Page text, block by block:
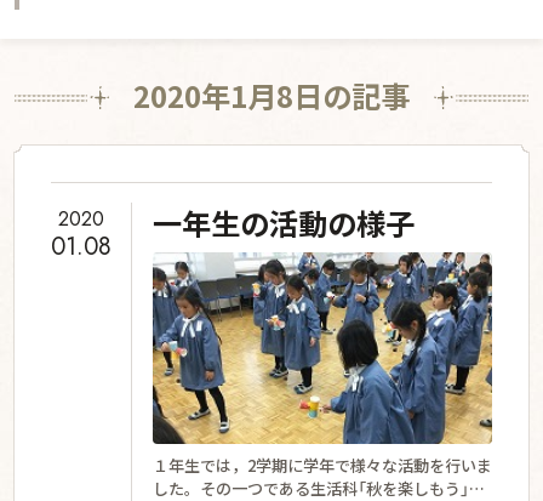
星の子の一日
年間行事
部活・委員会活動
入学案内
入学案内
募集要項
学校説明会・公開行事
お知らせ
スクールライフ
資料請求
交通アクセス 利用規約・免責事項
プライバシーポリシー SNS運用ポリシー
2020年1月8日の記事
2020
01.08
一年生の活動の様子
１年生では，2学期に学年で様々な活動を行いま
した。その一つである生活科「秋を楽しもう」を